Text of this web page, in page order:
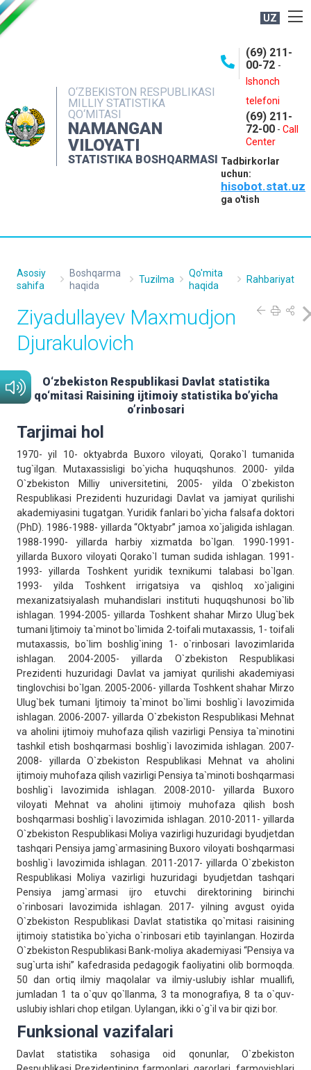
UZ
O‘ZBEKISTON RESPUBLIKASI
MILLIY STATISTIKA
QO‘MITASI
NAMANGAN
VILOYATI
STATISTIKA BOSHQARMASI
(69) 211-
00-72 -
Ishonch
telefoni
(69) 211-
72-00 - Call
Center
Tadbirkorlar
uchun:
hisobot.stat.uz
ga o'tish
NASHRLAR
INTERAKTIV XIZMATLAR
MATBUOT XIZMATI
MUROJAATLAR
Asosiy
sahifa
Boshqarma
haqida
Tuzilma
Qo'mita
haqida
Rahbariyat
Ziyadullayev Maxmudjon
Djurakulovich
O‘zbekiston Respublikаsi Dаvlаt stаtistikа
qo‘mitаsi Rаisining ijtimoiy statistika bo’yicha
o’rinbosari
Tarjimai hol
1970- yil 10- oktyabrda Buxoro viloyati, Qorako`l tumanida
tug`ilgan. Mutaxassisligi bo`yicha huquqshunos. 2000- yilda
O`zbekiston Milliy universitetini, 2005- yilda O`zbekiston
Respublikasi Prezidenti huzuridagi Davlat va jamiyat qurilishi
akademiyasini tugatgan. Yuridik fanlari bo`yicha falsafa doktori
(PhD). 1986-1988- yillarda “Oktyabr” jamoa xo`jaligida ishlagan.
1988-1990- yillarda harbiy xizmatda bo`lgan. 1990-1991-
yillarda Buxoro viloyati Qorako`l tuman sudida ishlagan. 1991-
1993- yillarda Toshkent yuridik texnikumi talabasi bo`lgan.
1993- yilda Toshkent irrigatsiya va qishloq xo`jaligini
mexanizatsiyalash muhandislari instituti huquqshunosi bo`lib
ishlagan. 1994-2005- yillarda Toshkent shahar Mirzo Ulug`bek
tumani Ijtimoiy ta`minot bo`limida 2-toifali mutaxassis, 1- toifali
mutaxassis, bo`lim boshlig`ining 1- o`rinbosari lavozimlarida
ishlagan. 2004-2005- yillarda O`zbekiston Respublikasi
Prezidenti huzuridagi Davlat va jamiyat qurilishi akademiyasi
tinglovchisi bo`lgan. 2005-2006- yillarda Toshkent shahar Mirzo
Ulug`bek tumani Ijtimoiy ta`minot bo`limi boshlig`i lavozimida
ishlagan. 2006-2007- yillarda O`zbekiston Respublikasi Mehnat
va aholini ijtimoiy muhofaza qilish vazirligi Pensiya ta`minotini
tashkil etish boshqarmasi boshlig`i lavozimida ishlagan. 2007-
2008- yillarda O`zbekiston Respublikasi Mehnat va aholini
ijtimoiy muhofaza qilish vazirligi Pensiya ta`minoti boshqarmasi
boshlig`i lavozimida ishlagan. 2008-2010- yillarda Buxoro
viloyati Mehnat va aholini ijtimoiy muhofaza qilish bosh
boshqarmasi boshlig`i lavozimida ishlagan. 2010-2011- yillarda
O`zbekiston Respublikasi Moliya vazirligi huzuridagi byudjetdan
tashqari Pensiya jamg`armasining Buxoro viloyati boshqarmasi
boshlig`i lavozimida ishlagan. 2011-2017- yillarda O`zbekiston
Respublikasi Moliya vazirligi huzuridagi byudjetdan tashqari
Pensiya jamg`armasi ijro etuvchi direktorining birinchi
o`rinbosari lavozimida ishlagan. 2017- yilning avgust oyida
O`zbekiston Respublikasi Davlat statistika qo`mitasi raisining
ijtimoiy statistika bo`yicha o`rinbosari etib tayinlangan. Hozirda
O`zbekiston Respublikasi Bank-moliya akademiyasi “Pensiya va
sug`urta ishi” kafedrasida pedagogik faoliyatini olib bormoqda.
50 dan ortiq ilmiy maqolalar va ilmiy-uslubiy ishlar muallifi,
jumladan 1 ta o`quv qo`llanma, 3 ta monografiya, 8 ta o`quv-
uslubiy ishlari chop etilgan. Uylangan, ikki o`g`il va bir qizi bor.
Funksional vazifalari
Davlat statistika sohasiga oid qonunlar, O`zbekiston